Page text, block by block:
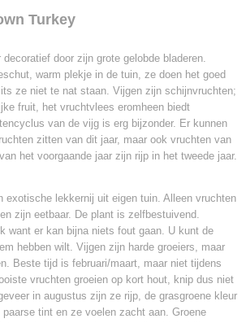
Turkey
door zijn grote gelobde bladeren.
warm plekje in de tuin, ze doen het goed
ze niet te nat staan. Vijgen zijn schijnvruchten;
fruit, het vruchtvlees eromheen biedt
van de vijg is erg bijzonder. Er kunnen
zitten van dit jaar, maar ook vruchten van
het voorgaande jaar zijn rijp in het tweede jaar.
exotische lekkernij uit eigen tuin. Alleen vruchten
zijn eetbaar. De plant is zelfbestuivend.
want er kan bijna niets fout gaan. U kunt de
hebben wilt. Vijgen zijn harde groeiers, maar
Beste tijd is februari/maart, maar niet tijdens
vruchten groeien op kort hout, knip dus niet
in augustus zijn ze rijp, de grasgroene kleur
tint en ze voelen zacht aan. Groene